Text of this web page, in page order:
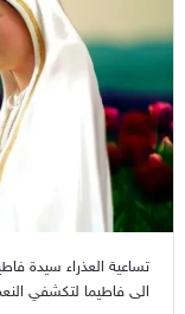
تساعية العذراء سيدة
الى فاطيما لتكشفي